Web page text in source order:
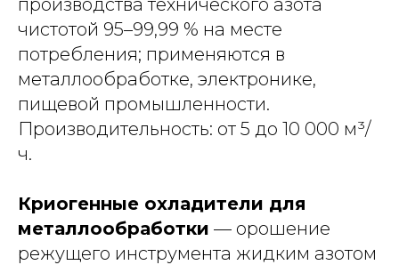
чистотой 95–99,99 % на месте
потребления; применяются в
металлообработке, электронике,
пищевой промышленности.
Производительность: от 5 до 10 000 м³/
ч.
Криогенные охладители для
металлообработки — орошение
режущего инструмента жидким азотом